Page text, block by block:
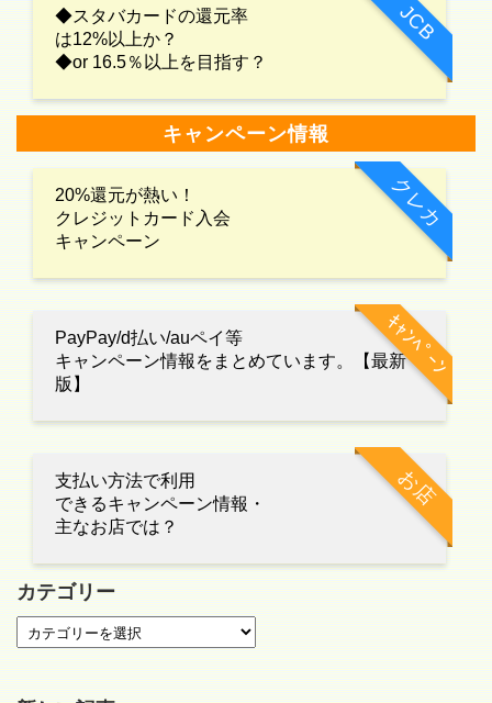
JCB
◆スタバカードの還元率
は12%以上か？
◆or 16.5％以上を目指す？
キャンペーン情報
クレカ
20%還元が熱い！
クレジットカード入会
キャンペーン
ｷｬﾝﾍﾟｰﾝ
PayPay/d払い/auペイ等
キャンペーン情報をまとめています。【最新
版】
お店
支払い方法で利用
できるキャンペーン情報・
主なお店では？
カテゴリー